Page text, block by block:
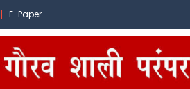
E-Paper